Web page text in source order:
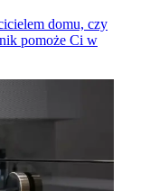
domu, czy
pomoże Ci w